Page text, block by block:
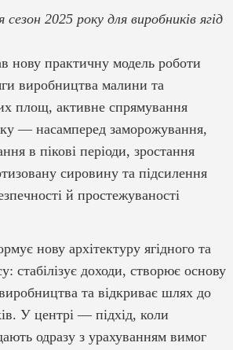
2025 року для виробників ягід
нову практичну модель роботи
виробництва малини та
площ, активне спрямування
— насамперед заморожування,
в пікові періоди, зростання
сировину та підсилення
й простежуваності
нову архітектуру ягідного та
стабілізує доходи, створює основу
та відкриває шлях до
У центрі — підхід, коли
одразу з урахуванням вимог